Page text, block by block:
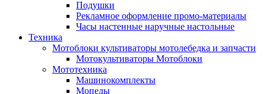
Подушки
Рекламное оформление промо-материалы
Часы настенные наручные настольные
Техника
Мотоблоки культиваторы мотолебедка и запчасти
Мотокультиваторы Мотоблоки
Мототехника
Машинокомплекты
Мопеды